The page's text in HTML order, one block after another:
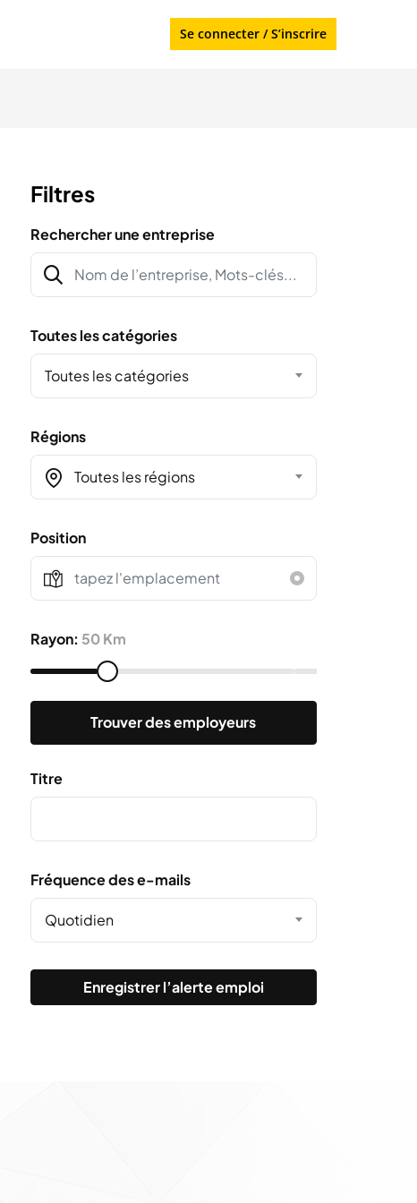
Se connecter / S’inscrire
Filtres
Rechercher une entreprise
Toutes les catégories
Toutes les catégories
Régions
Toutes les régions
Position
Rayon: 50 Km
Trouver des employeurs
Titre
Fréquence des e-mails
Quotidien
Enregistrer l’alerte emploi